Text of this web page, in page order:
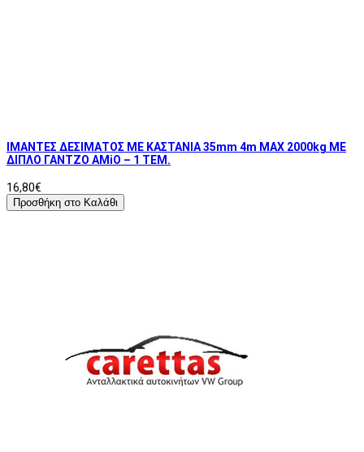
ΙΜΑΝΤΕΣ ΔΕΣΙΜΑΤΟΣ ΜΕ ΚΑΣΤΑΝΙΑ 35mm 4m MAX 2000kg ΜΕ
ΔΙΠΛΟ ΓΑΝΤΖΟ AMiO – 1 ΤΕΜ.
16,80€
Προσθήκη στο Καλάθι